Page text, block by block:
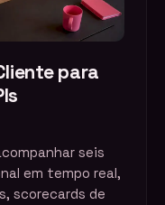
para
seis
em tempo real,
scorecards de